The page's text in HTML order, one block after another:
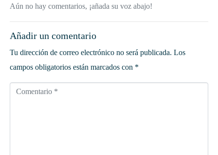
Aún no hay comentarios, ¡añada su voz abajo!
Añadir un comentario
Tu dirección de correo electrónico no será publicada. Los
campos obligatorios están marcados con *
Comentario *